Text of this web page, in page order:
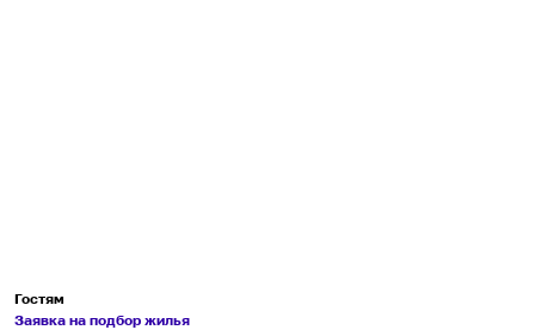
Гостям
Заявка на подбор жилья